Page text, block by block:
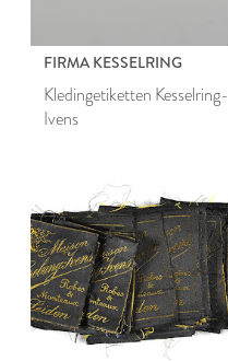
FIRMA KESSELRING
Kledingetiketten Kesselring-
Ivens